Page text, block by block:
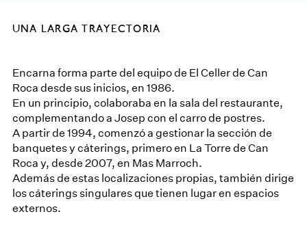
UNA LARGA TRAYECTORIA
Encarna forma parte del equipo de El Celler de Can
Roca desde sus inicios, en 1986.
En un principio, colaboraba en la sala del restaurante,
complementando a Josep con el carro de postres.
A partir de 1994, comenzó a gestionar la sección de
banquetes y cáterings, primero en La Torre de Can
Roca y, desde 2007, en Mas Marroch.
Además de estas localizaciones propias, también dirige
los cáterings singulares que tienen lugar en espacios
externos.